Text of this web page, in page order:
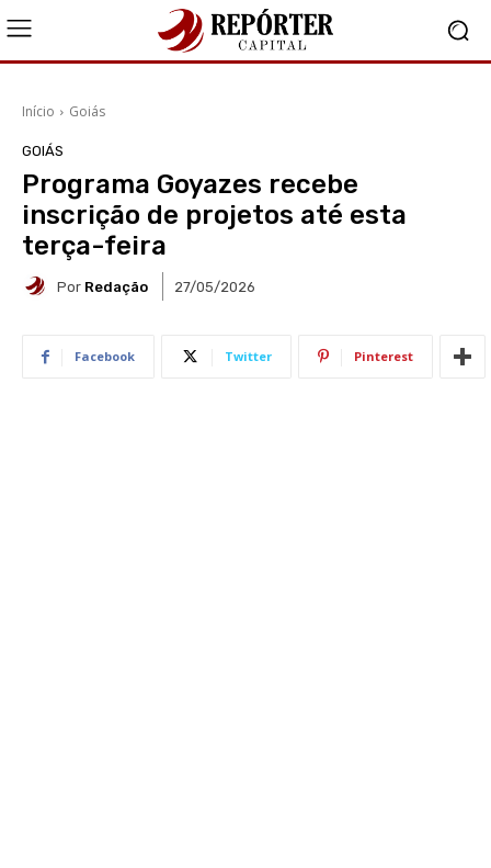
Início Goiás
GOIÁS
Programa Goyazes recebe
inscrição de projetos até esta
terça-feira
Por Redação 27/05/2026
Facebook Twitter Pinterest